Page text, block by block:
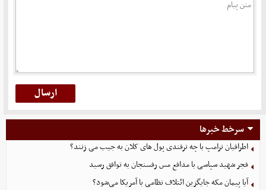
سرخط خبرها
اطرافیان ترامپ با چه ترفندی پول های کلان به جیب می زنند؟
فجر شهید سپاسی با مدافع مس رفسنجان به توافق رسید
آیا پیمان مکه جایگزین ائتلاف نظامی با آمریکا می‌شود؟